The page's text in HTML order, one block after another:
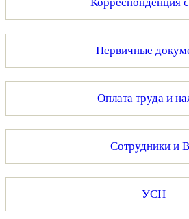
Первичные
Оплата труда и
Сотрудники и
УСН